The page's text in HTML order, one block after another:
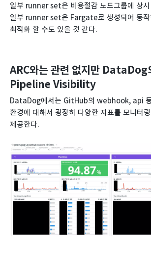
일부 runner set은 비용절감 노드그룹에 상
일부 runner set은 Fargate로 생성되어 동작
최적화 할 수도 있을 것 같다.
ARC와는 관련 없지만 DataDog
Pipeline Visibility
DataDog에서는 GitHub의 webhook, api
환경에 대해서 굉장히 다양한 지표를 모니터
제공한다.